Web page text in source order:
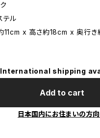
テル
11cm x 高さ約18cm x 奥行き
International shipping
Add to cart
日本国内にお住まいの方